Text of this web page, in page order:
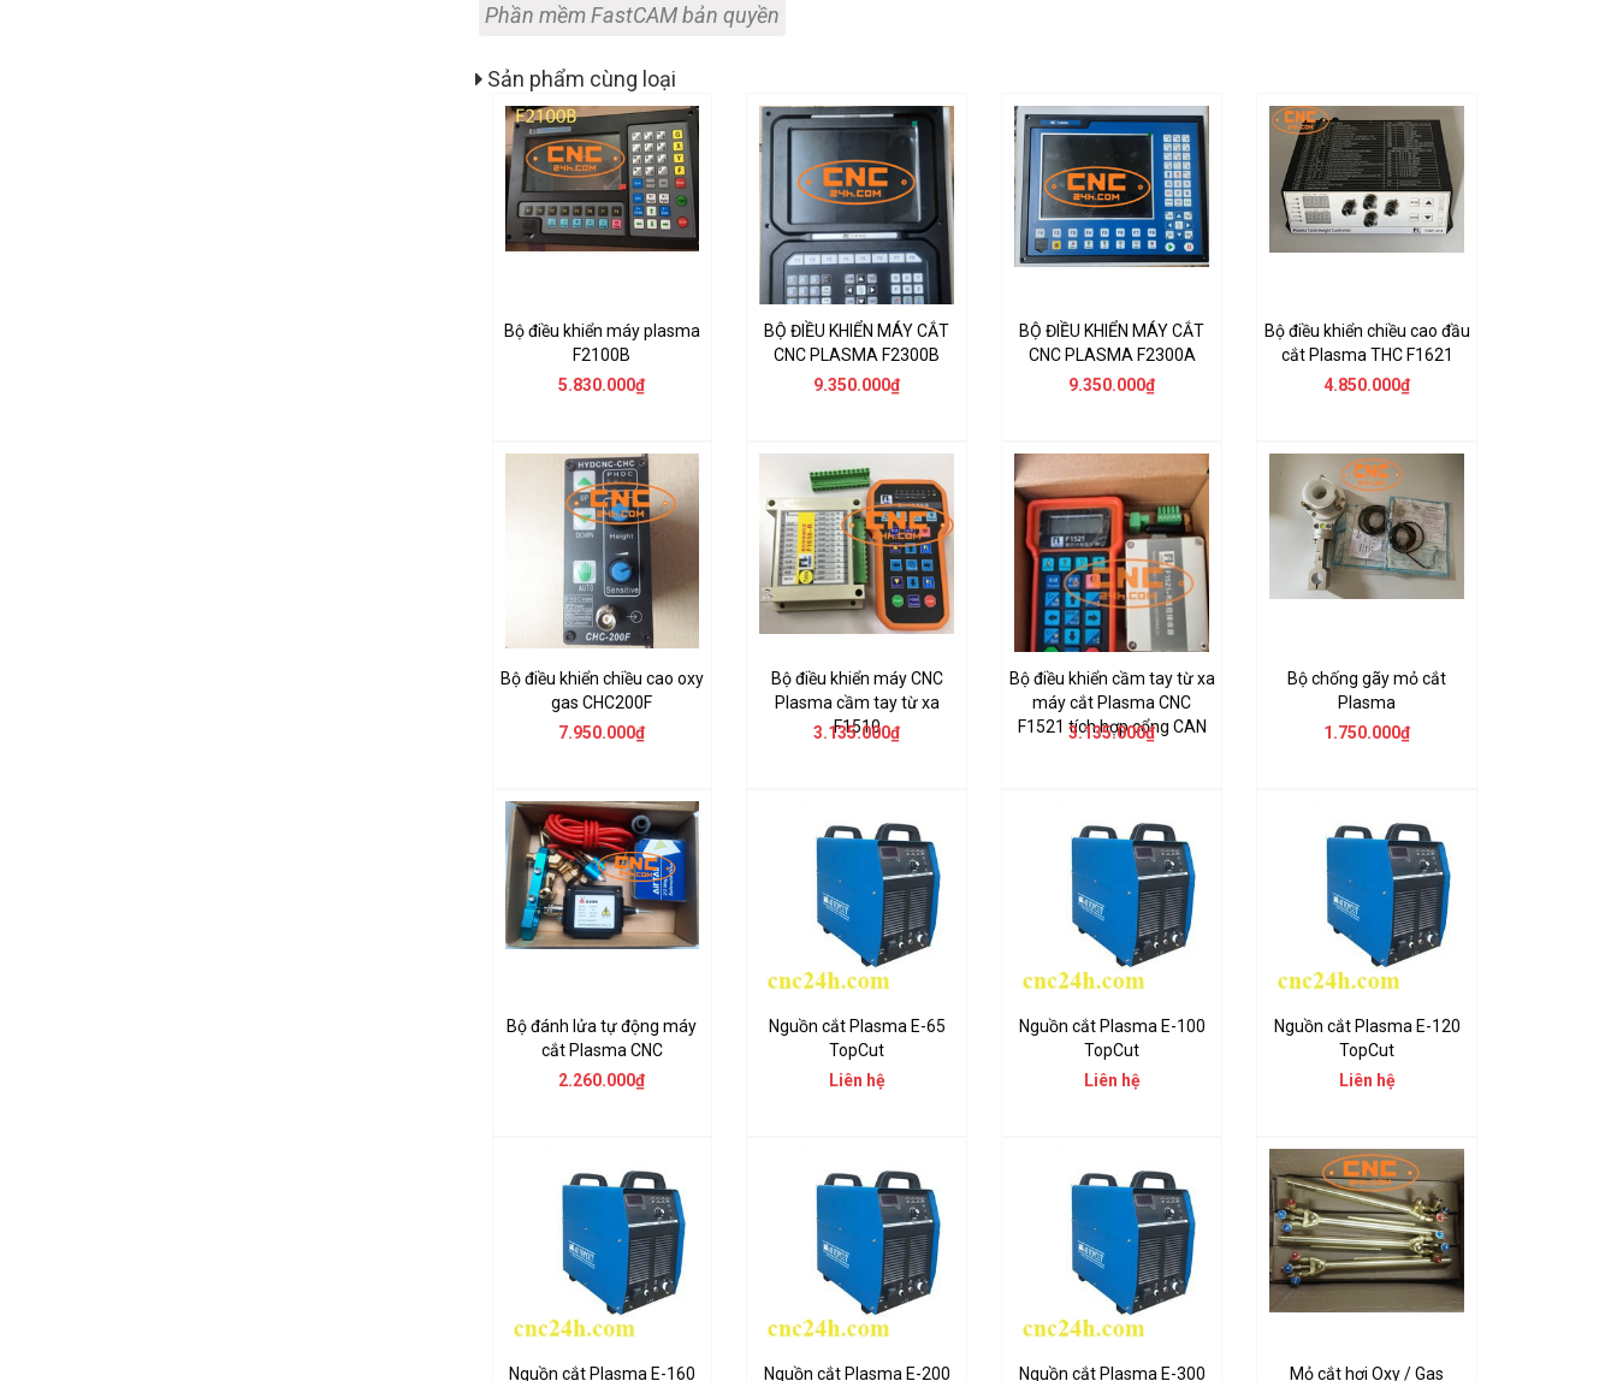
Phần mềm FastCAM bản quyền
Sản phẩm cùng loại
Bộ điều khiển máy plasma
F2100B
5.830.000₫
BỘ ĐIỀU KHIỂN MÁY CẮT
CNC PLASMA F2300B
9.350.000₫
BỘ ĐIỀU KHIỂN MÁY CẮT
CNC PLASMA F2300A
9.350.000₫
Bộ điều khiển chiều cao đầu
cắt Plasma THC F1621
4.850.000₫
Bộ điều khiển chiều cao oxy
gas CHC200F
7.950.000₫
Bộ điều khiển máy CNC
Plasma cầm tay từ xa
F1510
3.135.000₫
Bộ điều khiển cầm tay từ xa
máy cắt Plasma CNC
F1521 tích hợp cổng CAN
3.135.000₫
Bộ chống gãy mỏ cắt
Plasma
1.750.000₫
Bộ đánh lửa tự động máy
cắt Plasma CNC
2.260.000₫
Nguồn cắt Plasma E-65
TopCut
Liên hệ
Nguồn cắt Plasma E-100
TopCut
Liên hệ
Nguồn cắt Plasma E-120
TopCut
Liên hệ
Nguồn cắt Plasma E-160 Nguồn cắt Plasma E-200 Nguồn cắt Plasma E-300 Mỏ cắt hơi Oxy / Gas